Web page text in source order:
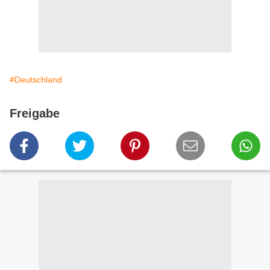
#Deutschland
Freigabe